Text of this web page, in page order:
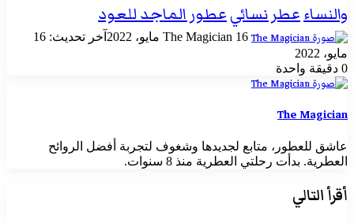
والنساء عطر نسائيعطور الماجد للعود
The Magician
أرسل 16 مايو، 2022
آخر تحديث: 16
مايو، 2022
0 دقيقة واحدة
The Magician
عاشق للعطور، متابع لجديدها وشغوف لتجربة أفضل الروائح
العطرية. بدأت رحلتي العطرية منذ 8 سنوات.
أقرأ التالي